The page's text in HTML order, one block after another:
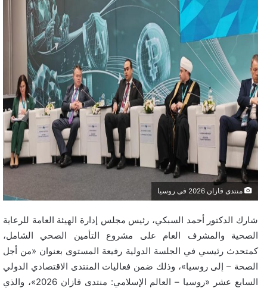
منتدى قازان 2026 فى روسيا
شارك الدكتور أحمد السبكي، رئيس مجلس إدارة الهيئة العامة للرعاية
الصحية والمشرف العام على مشروع التأمين الصحي الشامل،
كمتحدث رئيسي في الجلسة الدولية رفيعة المستوى بعنوان «من أجل
الصحة – إلى روسيا»، وذلك ضمن فعاليات المنتدى الاقتصادي الدولي
السابع عشر «روسيا – العالم الإسلامي: منتدى قازان 2026»، والذي